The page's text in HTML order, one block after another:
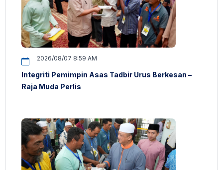
2026/08/07 8:59 AM
Integriti Pemimpin Asas Tadbir Urus Berkesan –
Raja Muda Perlis